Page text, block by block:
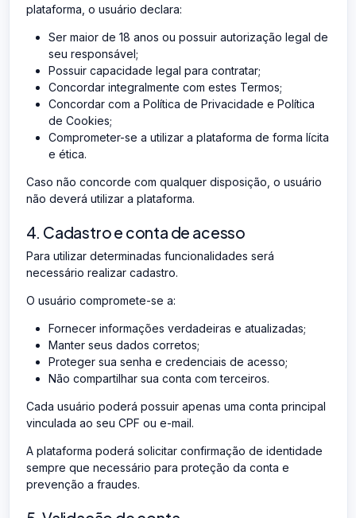
plataforma, o usuário declara:
Ser maior de 18 anos ou possuir autorização legal de
seu responsável;
Possuir capacidade legal para contratar;
Concordar integralmente com estes Termos;
Concordar com a Política de Privacidade e Política
de Cookies;
Comprometer-se a utilizar a plataforma de forma lícita
e ética.
Caso não concorde com qualquer disposição, o usuário
não deverá utilizar a plataforma.
4. Cadastro e conta de acesso
Para utilizar determinadas funcionalidades será
necessário realizar cadastro.
O usuário compromete-se a:
Fornecer informações verdadeiras e atualizadas;
Manter seus dados corretos;
Proteger sua senha e credenciais de acesso;
Não compartilhar sua conta com terceiros.
Cada usuário poderá possuir apenas uma conta principal
vinculada ao seu CPF ou e-mail.
A plataforma poderá solicitar confirmação de identidade
sempre que necessário para proteção da conta e
prevenção a fraudes.